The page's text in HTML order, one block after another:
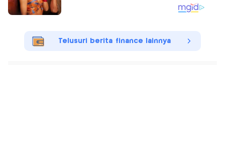
Telusuri berita finance lainnya